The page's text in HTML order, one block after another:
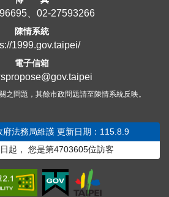
、02-27593266
陳情系統
1999.gov.taipei/
電子信箱
之問題，其餘市政問題請至陳情系統反映。
府法務局維護 更新日期：115.8.9
起， 您是第4703605位訪客